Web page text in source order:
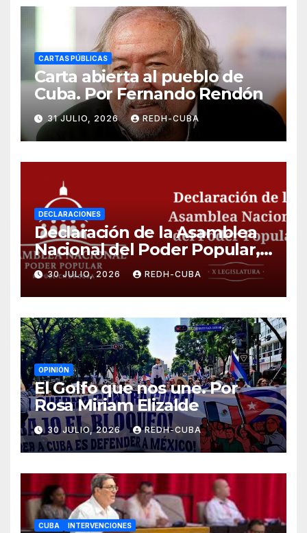
CARTAS PÚBLICAS
Carta abierta al pueblo de
Cuba. Por Fernando Rendón
31 JULIO, 2026 REDH-CUBA
DECLARACIONES
Declaración de la Asamblea
Nacional del Poder Popular,
¡Cesen el cerco energético y
el castigo colectivo al pueblo
cubano!
30 JULIO, 2026 REDH-CUBA
OPINIÓN
El Golfo que nos une. Por
Rosa Miriam Elizalde
30 JULIO, 2026 REDH-CUBA
CUBA INTERVENCIONES